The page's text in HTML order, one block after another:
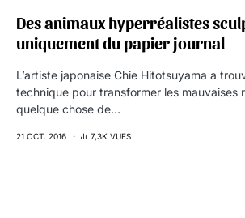
Des animaux hyperréalistes
uniquement du papier journal
L’artiste japonaise Chie Hitotsuyama a
technique pour transformer les mauvaises
quelque chose de…
21 OCT. 2016 7,3K VUES